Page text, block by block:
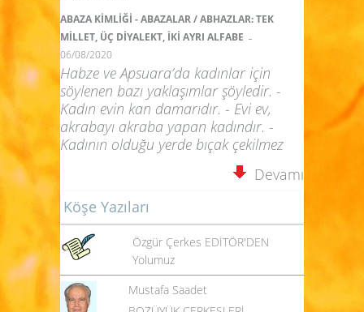
ABAZA KİMLİĞİ - ABAZALAR / ABHAZLAR: TEK
MİLLET, ÜÇ DİYALEKT, İKİ AYRI ALFABE -
06/08/2020
Habze ve Apsuara’da kadınlar için
söylenen bazı yaklaşımlar şöyledir. -
Kadın evin kan damarıdır. - Evi ev,
akrabayı akraba yapan kadındır. -
Kadının olduğu yerde bıçak çekilmez
Devamı
Köşe Yazıları
Özgür Çerkes EDİTÖR'DEN
Yolumuz
Mustafa Saadet